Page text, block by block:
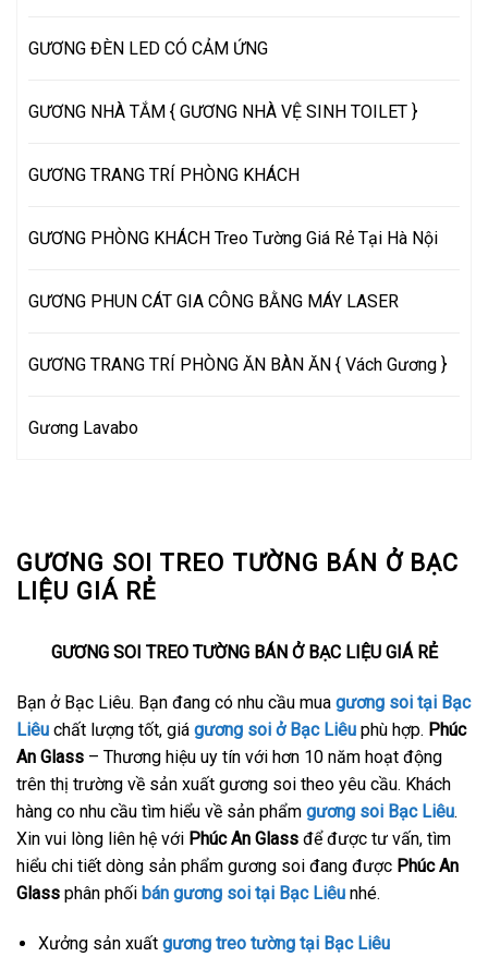
GƯƠNG SOI TREO TƯỜNG BÁN Ở BẠC
LIỆU GIÁ RẺ
GƯƠNG SOI TREO TƯỜNG BÁN Ở BẠC LIỆU GIÁ RẺ
Bạn ở Bạc Liêu. Bạn đang có nhu cầu mua gương soi tại Bạc
Liêu chất lượng tốt, giá gương soi ở Bạc Liêu phù hợp. Phúc
An Glass – Thương hiệu uy tín với hơn 10 năm hoạt động
trên thị trường về sản xuất gương soi theo yêu cầu. Khách
hàng co nhu cầu tìm hiểu về sản phẩm gương soi Bạc Liêu.
Xin vui lòng liên hệ với Phúc An Glass để được tư vấn, tìm
hiểu chi tiết dòng sản phẩm gương soi đang được Phúc An
Glass phân phối bán gương soi tại Bạc Liêu nhé.
Xưởng sản xuất gương treo tường tại Bạc Liêu
GƯƠNG ĐÈN LED CÓ CẢM ỨNG
GƯƠNG NHÀ TẮM { GƯƠNG NHÀ VỆ SINH TOILET }
GƯƠNG TRANG TRÍ PHÒNG KHÁCH
GƯƠNG PHÒNG KHÁCH Treo Tường Giá Rẻ Tại Hà Nội
GƯƠNG PHUN CÁT GIA CÔNG BẰNG MÁY LASER
GƯƠNG TRANG TRÍ PHÒNG ĂN BÀN ĂN { Vách Gương }
Gương Lavabo